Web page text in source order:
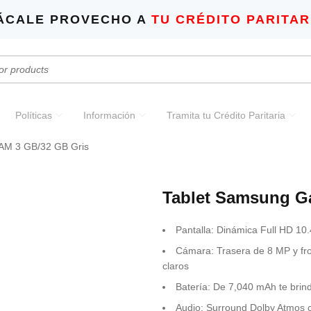
PROVECHO A TU CRÉDITO
Políticas Información Tramita tu Crédito Paritaria
3 GB/32 GB Gris
Tablet Samsung
Pantalla: Dinámica Full HD
Cámara: Trasera de 8 MP y
claros
Batería: De 7,040 mAh te
Audio: Surround Dolby Atmos